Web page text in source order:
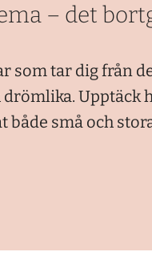
– det
som tar dig från
Upptäck
både små och